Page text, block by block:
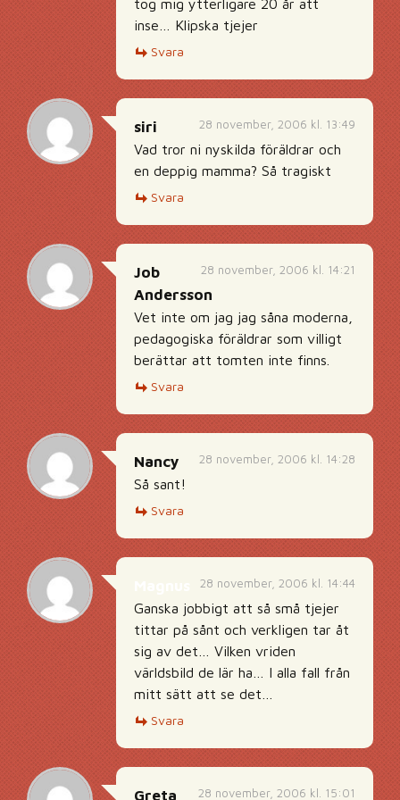
tog mig ytterligare 20 år att
inse… Klipska tjejer
Svara
28 november, 2006 kl. 13:49
siri
Vad tror ni nyskilda föräldrar och
en deppig mamma? Så tragiskt
Svara
28 november, 2006 kl. 14:21
Job
Andersson
Vet inte om jag jag såna moderna,
pedagogiska föräldrar som villigt
berättar att tomten inte finns.
Svara
28 november, 2006 kl. 14:28
Nancy
Så sant!
Svara
28 november, 2006 kl. 14:44
Ganska jobbigt att så små tjejer
tittar på sånt och verkligen tar åt
sig av det… Vilken vriden
världsbild de lär ha… I alla fall från
mitt sätt att se det…
Svara
28 november, 2006 kl. 15:01
Greta